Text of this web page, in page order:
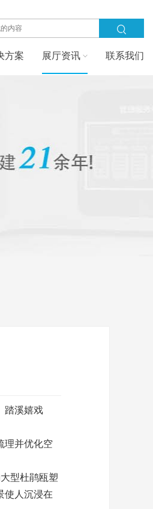
方案 展厅资讯 联系我们
踏溪嬉戏
理并优化空
型杜鹃瓯塑
使人沉浸在